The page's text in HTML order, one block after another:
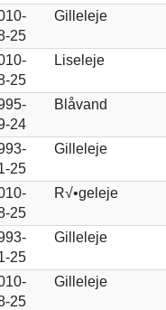
25
Gilleleje
25
Liseleje
24
Blåvand
25
Gilleleje
25
R√•geleje
25
Gilleleje
25
Gilleleje